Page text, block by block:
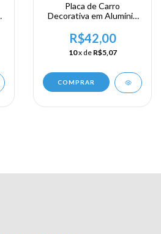
Placa de Carro
Decorativa em Alumínio
Viagem a Trinad and
Tobago
R$42,00
10x de R$5,07
COMPRAR